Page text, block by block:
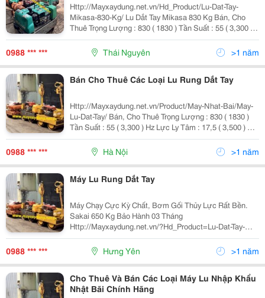
Http://Mayxaydung.net.vn/Hd_Product/Lu-Dat-Tay-
Mikasa-830-Kg/ Lu Dắt Tay Mikasa 830 Kg Bán, Cho
Thuê Trọng Lượng : 830 ( 1830 ) Tần Suất : 55 ( 3,300 )
Hz Lực Ly Tâm : 17,5 ( 3,500 ) Kn Động Cơ : Yanmar
Phương Thức Cấp Lực : T
0988 *** *** Thái Nguyên >1 năm
Bán Cho Thuê Các Loại Lu Rung Dắt Tay
Http://Mayxaydung.net.vn/Product/May-Nhat-Bai/May-
Lu-Dat-Tay/ Bán, Cho Thuê Trọng Lượng : 830 ( 1830 )
Tần Suất : 55 ( 3,300 ) Hz Lực Ly Tâm : 17,5 ( 3,500 ) Kn
Động Cơ : Yanmar Phương Thức Cấp Lực : Truyền Động
Thủy Tĩnh Bánh Răng
0988 *** *** Hà Nội >1 năm
Máy Lu Rung Dắt Tay
Máy Chạy Cực Kỳ Chất, Bơm Gối Thủy Lực Rất Bền.
Sakai 650 Kg Bảo Hành 03 Tháng
Http://Mayxaydung.net.vn/?Hd_Product=Lu-Dat-Tay-
Yama-650Kg-Cu Bán, Cho Thuê Trọng Lượng : 830 (
1830 ) Tần Suất : 55 ( 3,300 ) Hz Lực Ly Tâm : 17,5 (
0988 *** *** Hưng Yên >1 năm
Cho Thuê Và Bán Các Loại Máy Lu Nhập Khẩu
Nhật Bãi Chính Hãng